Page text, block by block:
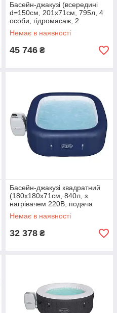
Басейн-джакузі (всередині
d=150см, 201х71см, 795л, 4
особи, гідромасаж, 2
підголівники) Intex 28458
Сірий
Немає в наявності
45 746 ₴
Басейн-джакузі квадратний
(180х180х71см, 840л, з
нагрівачем 220В, подача
повітря) Bestway 60021 Синій
Немає в наявності
32 378 ₴